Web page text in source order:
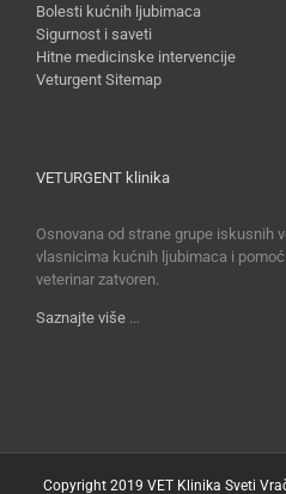
Bolesti kućnih ljubimaca
Sigurnost i saveti
Hitne medicinske intervencije
Veturgent Sitemap
VETURGENT klinika
Osnovana od strane grupe iskusnih
vlasnicima kućnih ljubimaca i
veterinar zatvoren.
Saznajte više …
Copyright 2019 VET Klinika Sveti